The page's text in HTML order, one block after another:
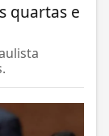
quartas e